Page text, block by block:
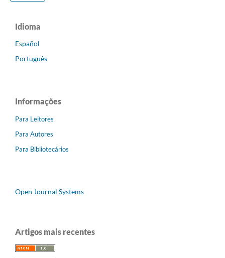
Idioma
Español
Português
Informações
Para Leitores
Para Autores
Para Bibliotecários
Open Journal Systems
Artigos mais recentes